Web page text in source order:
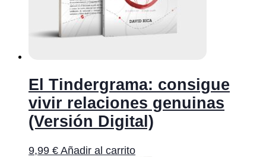
El Tindergrama: consigue
vivir relaciones genuinas
(Versión Digital)
9,99 € Añadir al carrito